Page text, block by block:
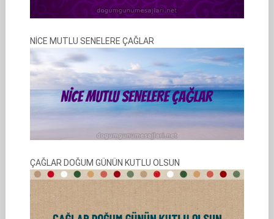
NİCE MUTLU SENELERE ÇAĞLAR
ÇAĞLAR DOĞUM GÜNÜN KUTLU OLSUN